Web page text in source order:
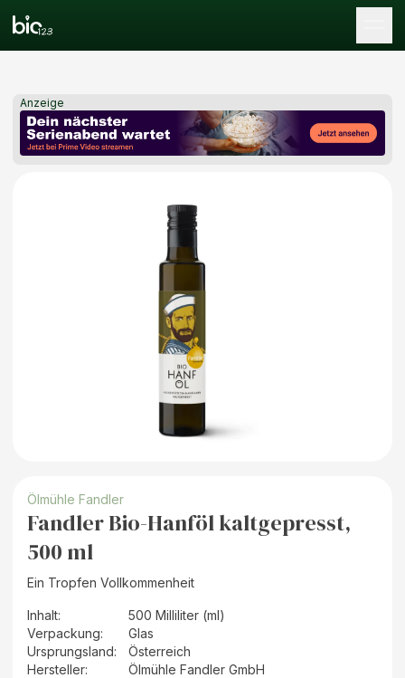
Anzeige
Ölmühle Fandler
Fandler Bio-Hanföl kaltgepresst,
500 ml
Ein Tropfen Vollkommenheit
Inhalt:
500 Milliliter (ml)
Verpackung:
Glas
Ursprungsland:
Österreich
Hersteller: Ölmühle Fandler GmbH